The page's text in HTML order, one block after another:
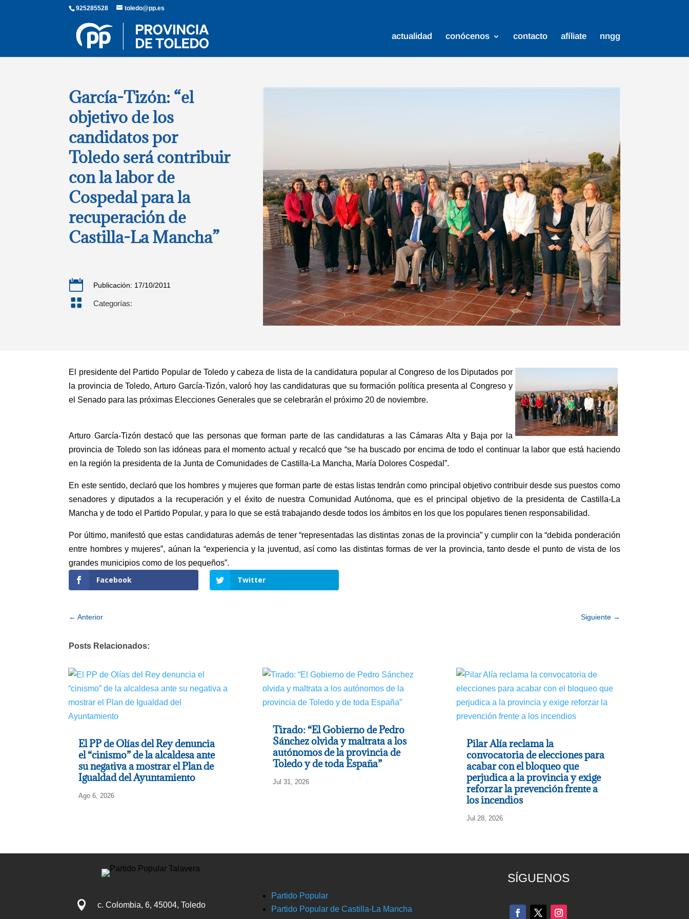
925285528 toledo@pp.es
actualidad conócenos contacto afíliate nngg
García-Tizón: “el
objetivo de los
candidatos por
Toledo será contribuir
con la labor de
Cospedal para la
recuperación de
Castilla-La Mancha”
 Publicación: 17/10/2011
 Categorías:
El presidente del Partido Popular de Toledo y cabeza de lista de la candidatura popular al Congreso de los Diputados por
la provincia de Toledo, Arturo García-Tizón, valoró hoy las candidaturas que su formación política presenta al Congreso y
el Senado para las próximas Elecciones Generales que se celebrarán el próximo 20 de noviembre.
Arturo García-Tizón destacó que las personas que forman parte de las candidaturas a las Cámaras Alta y Baja por la
provincia de Toledo son las idóneas para el momento actual y recalcó que “se ha buscado por encima de todo el continuar la labor que está haciendo
en la región la presidenta de la Junta de Comunidades de Castilla-La Mancha, María Dolores Cospedal”.
En este sentido, declaró que los hombres y mujeres que forman parte de estas listas tendrán como principal objetivo contribuir desde sus puestos como
senadores y diputados a la recuperación y el éxito de nuestra Comunidad Autónoma, que es el principal objetivo de la presidenta de Castilla-La
Mancha y de todo el Partido Popular, y para lo que se está trabajando desde todos los ámbitos en los que los populares tienen responsabilidad.
Por último, manifestó que estas candidaturas además de tener “representadas las distintas zonas de la provincia” y cumplir con la “debida ponderación
entre hombres y mujeres”, aúnan la “experiencia y la juventud, así como las distintas formas de ver la provincia, tanto desde el punto de vista de los
grandes municipios como de los pequeños”.
Facebook Twitter
←Anterior Siguiente→
Posts Relacionados:
El PP de Olías del Rey denuncia
el “cinismo” de la alcaldesa ante
su negativa a mostrar el Plan de
Igualdad del Ayuntamiento
Ago 6, 2026
Tirado: “El Gobierno de Pedro
Sánchez olvida y maltrata a los
autónomos de la provincia de
Toledo y de toda España”
Jul 31, 2026
Pilar Alía reclama la
convocatoria de elecciones para
acabar con el bloqueo que
perjudica a la provincia y exige
reforzar la prevención frente a
los incendios
Jul 28, 2026
 c. Colombia, 6, 45004, Toledo
Partido Popular
Partido Popular de Castilla-La Mancha
SÍGUENOS